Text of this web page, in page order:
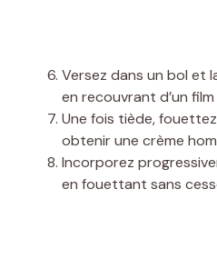
Versez dans un bol et
en recouvrant d’un
Une fois tiède,
obtenir une crème
Incorporez
en fouettant sans